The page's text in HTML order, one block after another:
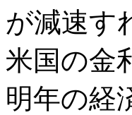
が減速す
米国の金
明年の経